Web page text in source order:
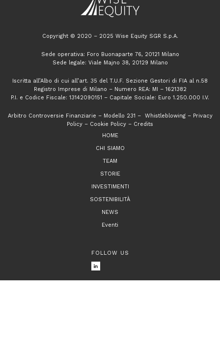
Copyright © 2020 – 2025 Wise Equity SGR S.p.A.
Sede operativa: Foro Buonaparte 76, 20121 Milano
Sede legale: Viale Majno 38, 20129 Milano
Iscritta all’Albo di cui all’art. 35 del T.U.F. Sezione Gestori di FIA al n.58
Registro Imprese di Milano – Numero REA: MI – 1621382
P.I. e Codice Fiscale: 13142090151 – Capitale Sociale: Euro 1.250.000 I.V.
Arbitro Controversie Finanziarie – Modello 231 – Whistleblowing– Privacy
Policy – Cookie Policy – Credits
HOME
CHI SIAMO
TEAM
STORIE
INVESTIMENTI
SOSTENIBILITÀ
NEWS
Eventi
FOLLOW US